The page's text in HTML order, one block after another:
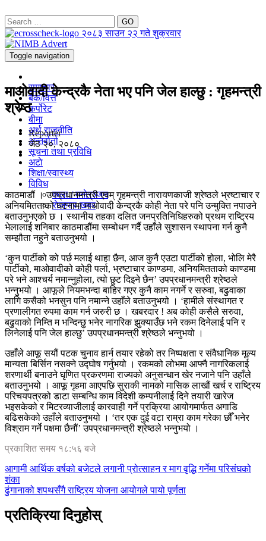
GO
२०८३ साउन २२ गते शुक्रवार
Toggle navigation
समाचार
बैंक/वित्त
कर्पोरेट
बीमा
अर्थ राजनीति
अन्तर्वार्ता
सूचना तथा प्रविधि
अटाे
शिक्षा/स्वास्थ्य
विविध
कला / मनाेरञ्जन
राेजगार-खबर
माओवादी केन्द्रकै नेता भए पनि जेल हाल्छु : गृहमन्त्री
श्रेष्ठ
Reporter
जेठ २०, २०८०
काठमाडौं । उपप्रधानमन्त्री एवम् गृहमन्त्री नारायणकाजी श्रेष्ठले भ्रष्टाचार र
अनियमितताको घटनामा माओवादी केन्द्रकै कोही नेता परे पनि उन्मुक्ति नपाउने
बताउनुभएको छ । स्थानीय तहका दलित जनप्रतिनिधिहरुको प्रथम राष्ट्रिय
भेलालाई शनिबार काठमाडौंमा सम्बोधन गर्दै उहाँले सुशासन स्थापना गर्न कुनै
सम्झौता नहुने बताउनुभयो ।
‘कुन पार्टीको को पर्छ मलाई थाहा छैन, आज कुनै एउटा पार्टीको होला, भोलि मेरै
पार्टीको, माओवादीको कोही पर्ला, भ्रष्टाचार काण्डमा, अनियमितताको काण्डमा
परे भने आश्चर्य नमान्नुहोला, त्यो छुट दिइने छैन’ उपप्रधानमन्त्री श्रेष्ठले
भन्नुभयो । आफूले नियमभन्दा बाहिर गएर कुनै काम नगर्ने र सरुवा, बढुवाका
लागि कसैको भनसुन पनि नमान्ने उहाँले बताउनुभयो । ‘हामीले संस्थागत र
प्रणालीगत रुपमा काम गर्न जरुरी छ । खबरदार ! अब कोही कसैले सरुवा,
बढुवाको निम्ति म भन्दिन्छु भनेर नागरिक झुक्याउँछ भने रकम दिनेलाई पनि र
लिनेलाई पनि जेल हाल्छु’ उपप्रधानमन्त्री श्रेष्ठले भन्नुभयो ।
उहाँले आफू सयौं पटक चुनाव हार्न तयार रहेको तर निष्पक्षता र संवैधानिक मूल्य
मान्यता बिर्सिन नसक्ने उद्घोष गर्नुभयो । रकमको लोभमा आफ्नै नागरिकलाई
शरणार्थी बनाउने घृणित प्रकरणमा राज्यको अनुसन्धान खेर नजाने पनि उहाँले
बताउनुभयो । आफू गृहमा आएपछि सुराकी नामको मासिक लाखौं खर्च र राष्ट्रिय
परिचयपत्रको डाटा सम्बन्धि काम विदेशी कम्पनीलाई दिने तयारी खारेज
भइसकेको र मिटरव्याजीलाई कारवाही गर्ने प्रक्रिया आयोगमार्फत अगाडि
बढिसकेको उहाँले बताउनुभयो । ‘तर एक दुई वटा राम्रा काम गरेका छौँ भनेर
विश्राम गर्ने पक्षमा छैनौं’ उपप्रधानमन्त्री श्रेष्ठले भन्नुभयो ।
प्रकाशित समय १८:५६ बजे
पछिल्लाे
-
आगामी आर्थिक वर्षको बजेटले लगानी प्रोत्साहन र माग वृद्धि गर्नेमा परिसंघको
शंका
अघिल्लाे
ढुंगानाको शपथसँगै राष्ट्रिय योजना आयोगले पायो पूर्णता
प्रतिक्रिया दिनुहोस्